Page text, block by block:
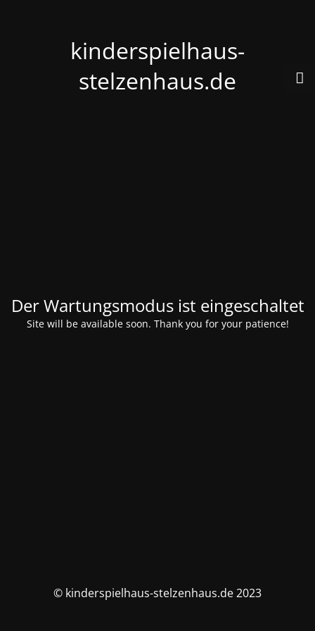
kinderspielhaus-
stelzenhaus.de
Der Wartungsmodus ist eingeschaltet
Site will be available soon. Thank you for your patience!
© kinderspielhaus-stelzenhaus.de 2023